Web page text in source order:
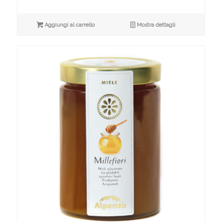
Aggiungi al carrello Mostra dettagli